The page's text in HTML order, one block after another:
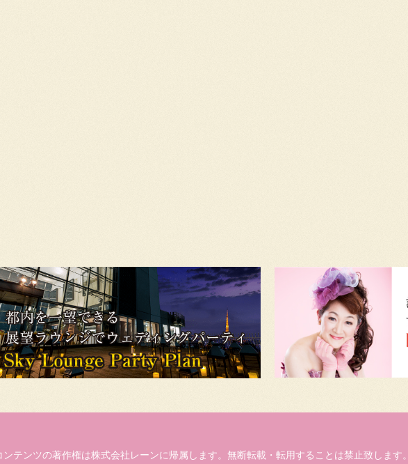
テンツの著作権は株式会社レーンに帰属します。無断転載・転用することは禁止致します。